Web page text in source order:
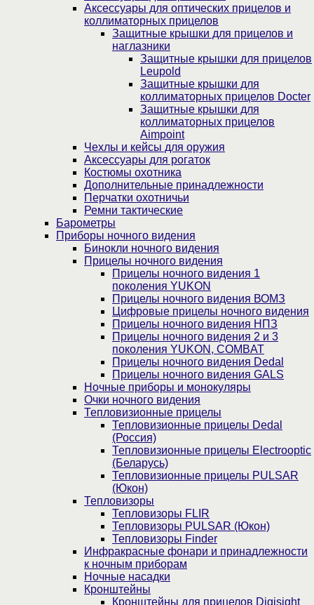
Аксессуары для оптических прицелов и
коллиматорных прицелов
Защитные крышки для прицелов и
наглазники
Защитные крышки для прицелов
Leupold
Защитные крышки для
коллиматорных прицелов Docter
Защитные крышки для
коллиматорных прицелов
Aimpoint
Чехлы и кейсы для оружия
Аксессуары для рогаток
Костюмы охотника
Дополнительные принадлежности
Перчатки охотничьи
Ремни тактические
Барометры
Приборы ночного видения
Бинокли ночного видения
Прицелы ночного видения
Прицелы ночного видения 1
поколения YUKON
Прицелы ночного видения ВОМЗ
Цифровые прицелы ночного видения
Прицелы ночного видения НПЗ
Прицелы ночного видения 2 и 3
поколения YUKON, COMBAT
Прицелы ночного видения Dedal
Прицелы ночного видения GALS
Ночные приборы и монокуляры
Очки ночного видения
Тепловизионные прицелы
Тепловизионные прицелы Dedal
(Россия)
Тепловизионные прицелы Electrooptic
(Беларусь)
Тепловизионные прицелы PULSAR
(Юкон)
Тепловизоры
Тепловизоры FLIR
Тепловизоры PULSAR (Юкон)
Тепловизоры Finder
Инфракрасные фонари и принадлежности
к ночным приборам
Ночные насадки
Кронштейны
Кронштейны для прицелов Digisight